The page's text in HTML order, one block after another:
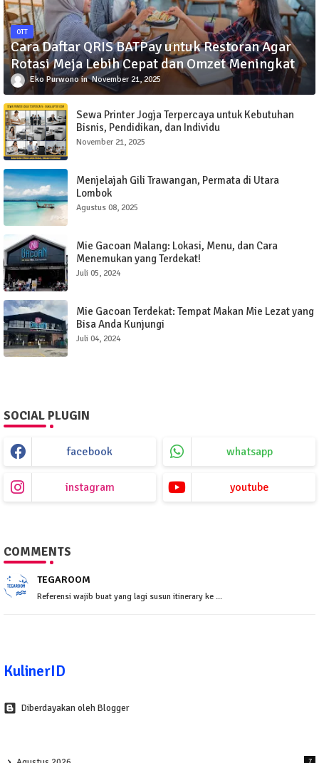
OTT
Cara Daftar QRIS BATPay untuk Restoran Agar
Rotasi Meja Lebih Cepat dan Omzet Meningkat
Eko Purwono November 21, 2025
Sewa Printer Jogja Terpercaya untuk Kebutuhan
Bisnis, Pendidikan, dan Individu
November 21, 2025
Menjelajah Gili Trawangan, Permata di Utara
Lombok
Agustus 08, 2025
Mie Gacoan Malang: Lokasi, Menu, dan Cara
Menemukan yang Terdekat!
Juli 05, 2024
Mie Gacoan Terdekat: Tempat Makan Mie Lezat yang
Bisa Anda Kunjungi
Juli 04, 2024
SOCIAL PLUGIN
facebook whatsapp
instagram youtube
COMMENTS
TEGAROOM
Referensi wajib buat yang lagi susun itinerary ke ...
KulinerID
Diberdayakan oleh Blogger
7